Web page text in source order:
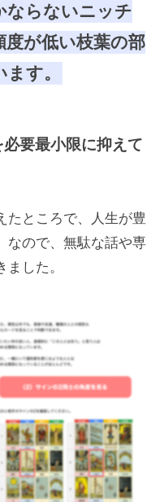
ならないニッチ
が低い枝葉の部
す。
要最小限に抑えて
たところで、人生が豊
なので、無駄な話や専
した。